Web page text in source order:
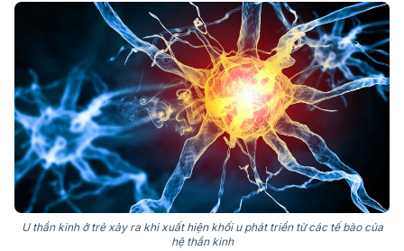
U thần kinh ở trẻ xảy ra khi xuất hiện khối u phát triển từ các tế bào của
hệ thần kinh